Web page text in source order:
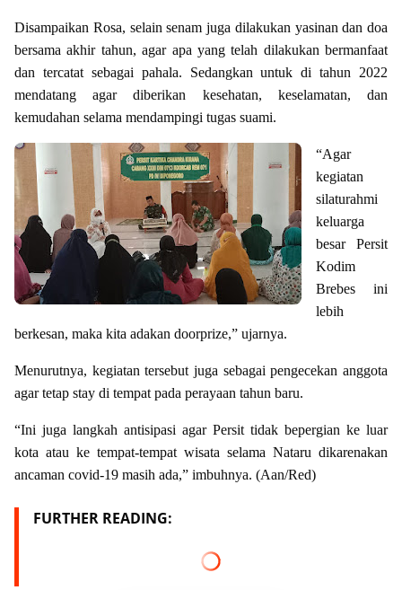
Disampaikan Rosa, selain senam juga dilakukan yasinan dan doa
bersama akhir tahun, agar apa yang telah dilakukan bermanfaat
dan tercatat sebagai pahala. Sedangkan untuk di tahun 2022
mendatang agar diberikan kesehatan, keselamatan, dan
kemudahan selama mendampingi tugas suami.
“Agar
kegiatan
silaturahmi
keluarga
besar Persit
Kodim
Brebes ini
lebih
berkesan, maka kita adakan doorprize,” ujarnya.
Menurutnya, kegiatan tersebut juga sebagai pengecekan anggota
agar tetap stay di tempat pada perayaan tahun baru.
“Ini juga langkah antisipasi agar Persit tidak bepergian ke luar
kota atau ke tempat-tempat wisata selama Nataru dikarenakan
ancaman covid-19 masih ada,” imbuhnya. (Aan/Red)
FURTHER READING: